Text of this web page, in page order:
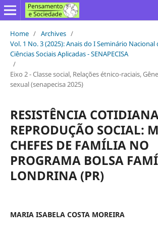
Home / Archives /
Vol. 1 No. 3 (2025): Anais do I Seminário Nacional
Ciências Sociais Aplicadas - SENAPECISA
/
Eixo 2 - Classe social, Relações étnico-raciais,
sexual (senapecisa 2025)
RESISTÊNCIA
REPRODUÇÃO SOCIAL:
CHEFES DE FAMÍLIA NO
PROGRAMA BOLSA
LONDRINA (PR)
MARIA ISABELA COSTA MOREIRA